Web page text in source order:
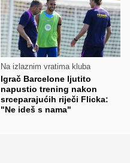
Na izlaznim vratima kluba
Igrač Barcelone ljutito
napustio trening nakon
srceparajućih riječi Flicka:
"Ne ideš s nama"